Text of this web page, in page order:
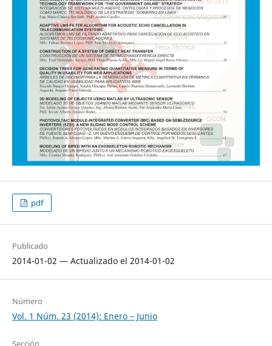
pdf
Publicado
2014-01-02 — Actualizado el 2014-01-02
Número
Vol. 1 Núm. 23 (2014): Enero – Junio
Sección